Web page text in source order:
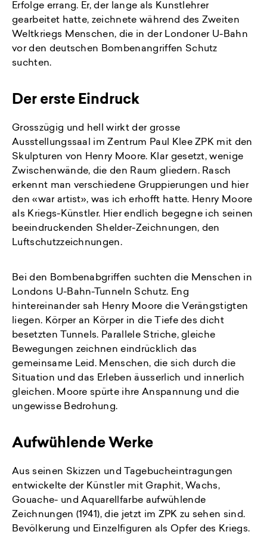
Erfolge errang. Er, der lange als Kunstlehrer
gearbeitet hatte, zeichnete während des Zweiten
Weltkriegs Menschen, die in der Londoner U-Bahn
vor den deutschen Bombenangriffen Schutz
suchten.
Der erste Eindruck
Grosszügig und hell wirkt der grosse
Ausstellungssaal im Zentrum Paul Klee ZPK mit den
Skulpturen von Henry Moore. Klar gesetzt, wenige
Zwischenwände, die den Raum gliedern. Rasch
erkennt man verschiedene Gruppierungen und hier
den «war artist», was ich erhofft hatte. Henry Moore
als Kriegs-Künstler. Hier endlich begegne ich seinen
beeindruckenden Shelder-Zeichnungen, den
Luftschutzzeichnungen.
Bei den Bombenabgriffen suchten die Menschen in
Londons U-Bahn-Tunneln Schutz. Eng
hintereinander sah Henry Moore die Verängstigten
liegen. Körper an Körper in die Tiefe des dicht
besetzten Tunnels. Parallele Striche, gleiche
Bewegungen zeichnen eindrücklich das
gemeinsame Leid. Menschen, die sich durch die
Situation und das Erleben äusserlich und innerlich
gleichen. Moore spürte ihre Anspannung und die
ungewisse Bedrohung.
Aufwühlende Werke
Aus seinen Skizzen und Tagebucheintragungen
entwickelte der Künstler mit Graphit, Wachs,
Gouache- und Aquarellfarbe aufwühlende
Zeichnungen (1941), die jetzt im ZPK zu sehen sind.
Bevölkerung und Einzelfiguren als Opfer des Kriegs.